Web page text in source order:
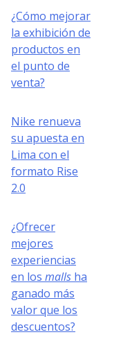
¿Cómo mejorar
la exhibición de
productos en
el punto de
venta?
Nike renueva
su apuesta en
Lima con el
formato Rise
2.0
¿Ofrecer
mejores
experiencias
en los malls ha
ganado más
valor que los
descuentos?